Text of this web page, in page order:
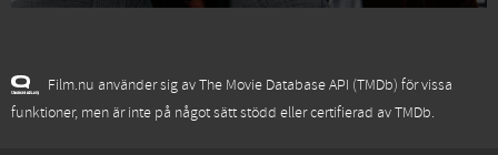
Film.nu använder sig av The Movie Database API (TMDb) för vissa
funktioner, men är inte på något sätt stödd eller certifierad av TMDb.